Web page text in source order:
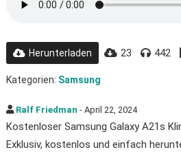
Herunterladen 23 442
Kategorien: Samsung
Ralf Friedman - April 22, 2024
Kostenloser Samsung Galaxy A21s
Exklusiv, kostenlos und einfach